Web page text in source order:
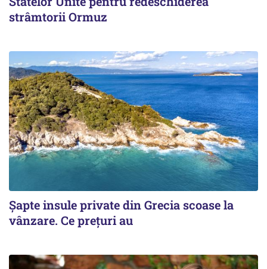
strâmtorii Ormuz
Șapte insule private din Grecia scoase la
vânzare. Ce prețuri au